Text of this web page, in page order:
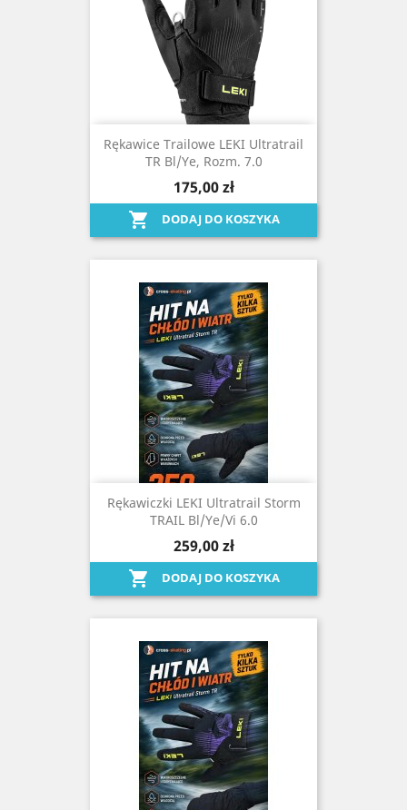
Rękawice Trailowe LEKI Ultratrail
TR Bl/ye, Rozm. 7.0
175,00 zł
 DODAJ DO KOSZYKA
Rękawiczki LEKI Ultratrail Storm
TRAIL Bl/ye/vi 6.0
259,00 zł
 DODAJ DO KOSZYKA